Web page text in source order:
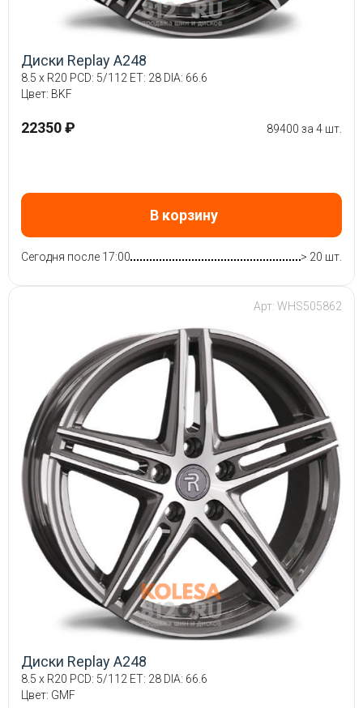
Диски Replay A248
8.5 x R20 PCD: 5/112 ET: 28 DIA: 66.6
Цвет: BKF
22350 ₽ 89400 за 4 шт.
В корзину
Сегодня после 17:00 > 20 шт.
Арт: WHS505862
Диски Replay A248
8.5 x R20 PCD: 5/112 ET: 28 DIA: 66.6
Цвет: GMF